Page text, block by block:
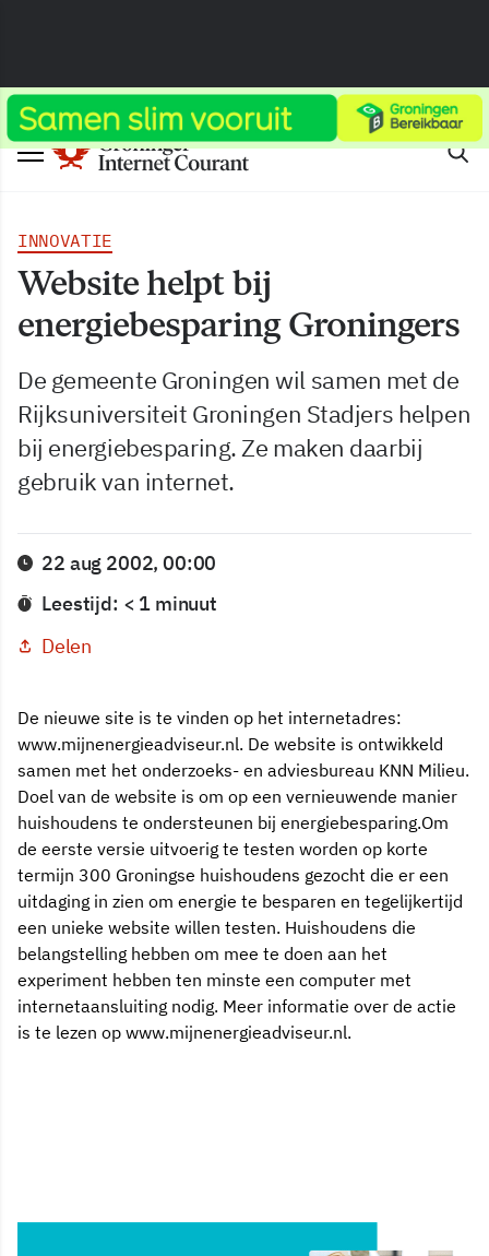
INNOVATIE
Website helpt bij
energiebesparing Groningers
De gemeente Groningen wil samen met de
Rijksuniversiteit Groningen Stadjers helpen
bij energiebesparing. Ze maken daarbij
gebruik van internet.
22 aug 2002, 00:00
Leestijd: < 1 minuut
Delen
De nieuwe site is te vinden op het internetadres:
www.mijnenergieadviseur.nl. De website is ontwikkeld
samen met het onderzoeks- en adviesbureau KNN Milieu.
Doel van de website is om op een vernieuwende manier
huishoudens te ondersteunen bij energiebesparing.Om
de eerste versie uitvoerig te testen worden op korte
termijn 300 Groningse huishoudens gezocht die er een
uitdaging in zien om energie te besparen en tegelijkertijd
een unieke website willen testen. Huishoudens die
belangstelling hebben om mee te doen aan het
experiment hebben ten minste een computer met
internetaansluiting nodig. Meer informatie over de actie
is te lezen op www.mijnenergieadviseur.nl.